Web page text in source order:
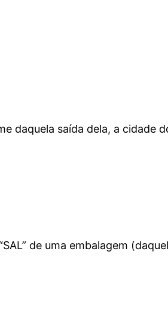
daquela saída dela, a cidade
de uma embalagem